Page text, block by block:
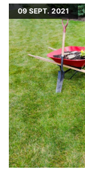
09 SEPT. 2021